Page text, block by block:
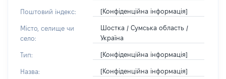
Поштовий індекс: [Конфіденційна інформація]
Місто, селище чи
село:
Шостка / Сумська область /
Україна
Тип: [Конфіденційна інформація]
Назва: [Конфіденційна інформація]